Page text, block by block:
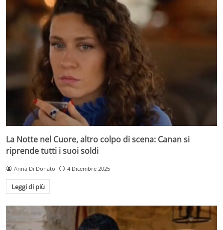
La Notte nel Cuore, altro colpo di scena: Canan si
riprende tutti i suoi soldi
Anna Di Donato 4 Dicembre 2025
Leggi di più